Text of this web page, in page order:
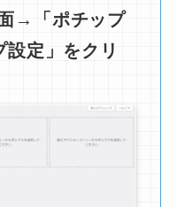
→「ポチップ
定」をクリ